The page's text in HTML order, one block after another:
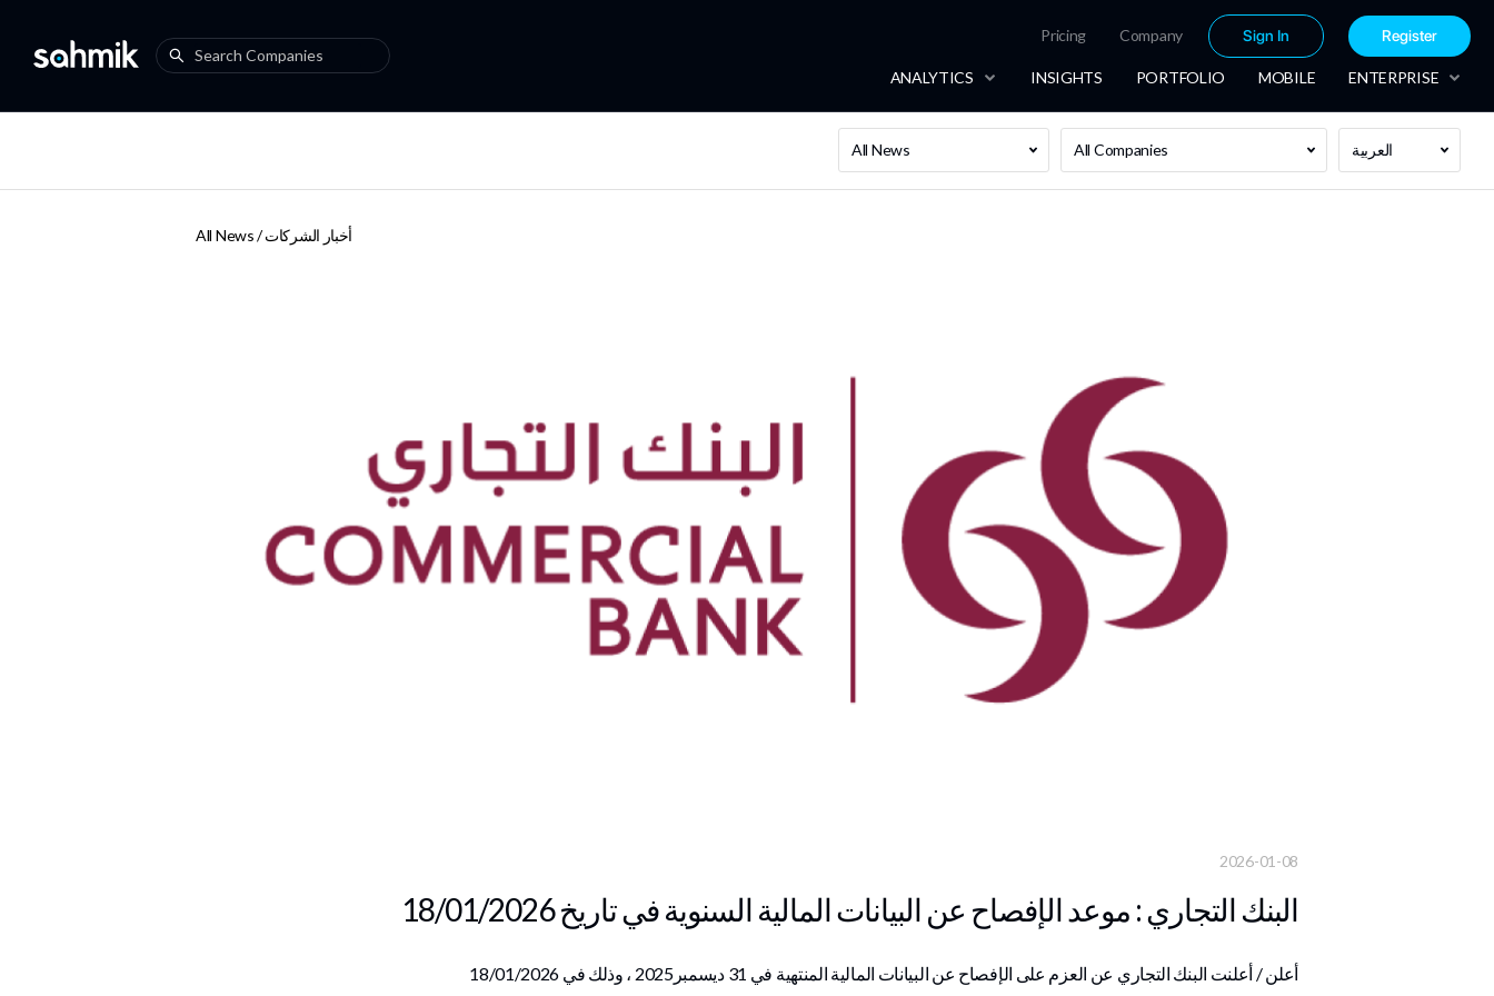
Pricing Company Sign In Register
ANALYTICS INSIGHTS PORTFOLIO MOBILE ENTERPRISE
All News All Companies العربية
All News /أخبار الشركات
2026-01-08
البنك التجاري : موعد الإفصاح عن البيانات المالية السنوية في تاريخ 18/01/2026
أعلن / أعلنت البنك التجاري عن العزم على الإفصاح عن البيانات المالية المنتهية في ‏31 ديسمبر‎ 2025، وذلك في 18/01/2026